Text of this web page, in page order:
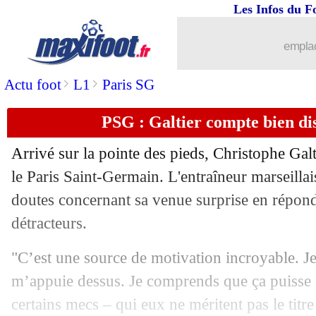
Actu foot> L1 > Paris SG
Les Infos du
PSG : Galtier compte bien
Arrivé sur la pointe des pieds, Christophe
le Paris Saint-Germain. L'entraîneur
doutes concernant sa venue surprise en
détracteurs.
"C’est une source de motivation incroyable.
m’appuie dessus. Je comprends que ça
certains mecs – qui eux ne méritent pas le
: Saint-Etienne ne gagne toujours
06/08 PSG: Kimpembe parti pour rester
06/08 VIDEO: le premier but de Darwin
06/08 Chelsea: la 2e offre pour Fofana
06/08 Ang.
06/08 Man Utd: Neville irrité par Ronaldo
06/08 : Galtier compte sur Danilo